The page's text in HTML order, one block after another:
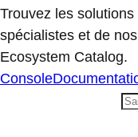
Trouvez les
spécialistes et de
Ecosystem Catalog.
Console